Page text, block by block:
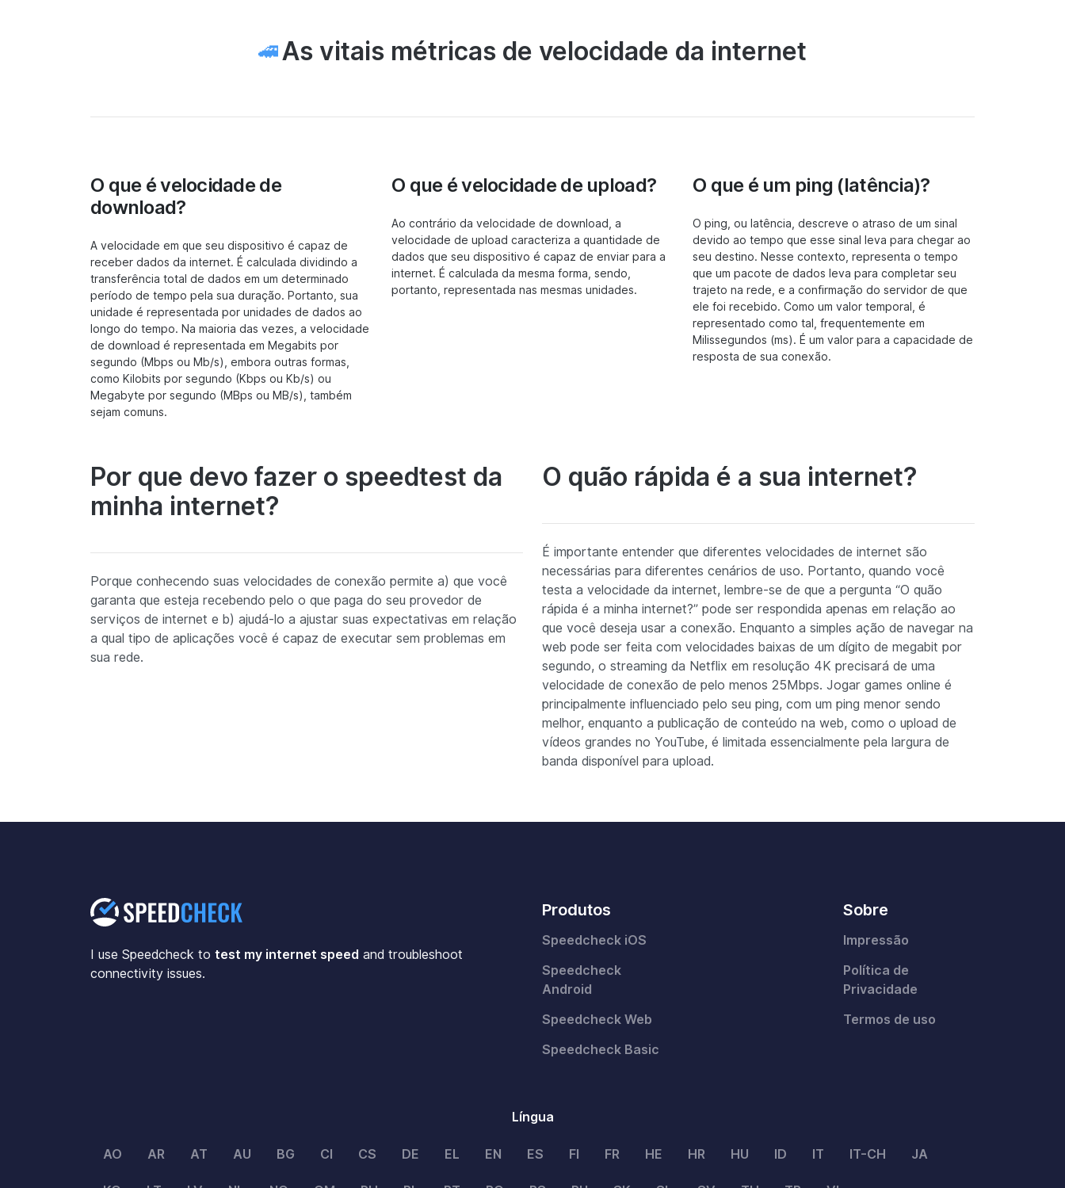
🚄As vitais métricas de velocidade da internet
O que é velocidade de
download?
A velocidade em que seu dispositivo é capaz de
receber dados da internet. É calculada dividindo a
transferência total de dados em um determinado
período de tempo pela sua duração. Portanto, sua
unidade é representada por unidades de dados ao
longo do tempo. Na maioria das vezes, a velocidade
de download é representada em Megabits por
segundo (Mbps ou Mb/s), embora outras formas,
como Kilobits por segundo (Kbps ou Kb/s) ou
Megabyte por segundo (MBps ou MB/s), também
sejam comuns.
O que é velocidade de upload?
Ao contrário da velocidade de download, a
velocidade de upload caracteriza a quantidade de
dados que seu dispositivo é capaz de enviar para a
internet. É calculada da mesma forma, sendo,
portanto, representada nas mesmas unidades.
O que é um ping (latência)?
O ping, ou latência, descreve o atraso de um sinal
devido ao tempo que esse sinal leva para chegar ao
seu destino. Nesse contexto, representa o tempo
que um pacote de dados leva para completar seu
trajeto na rede, e a confirmação do servidor de que
ele foi recebido. Como um valor temporal, é
representado como tal, frequentemente em
Milissegundos (ms). É um valor para a capacidade de
resposta de sua conexão.
Por que devo fazer o speedtest da
minha internet?
Porque conhecendo suas velocidades de conexão permite a) que você
garanta que esteja recebendo pelo o que paga do seu provedor de
serviços de internet e b) ajudá-lo a ajustar suas expectativas em relação
a qual tipo de aplicações você é capaz de executar sem problemas em
sua rede.
O quão rápida é a sua internet?
É importante entender que diferentes velocidades de internet são
necessárias para diferentes cenários de uso. Portanto, quando você
testa a velocidade da internet, lembre-se de que a pergunta “O quão
rápida é a minha internet?” pode ser respondida apenas em relação ao
que você deseja usar a conexão. Enquanto a simples ação de navegar na
web pode ser feita com velocidades baixas de um dígito de megabit por
segundo, o streaming da Netflix em resolução 4K precisará de uma
velocidade de conexão de pelo menos 25Mbps. Jogar games online é
principalmente influenciado pelo seu ping, com um ping menor sendo
melhor, enquanto a publicação de conteúdo na web, como o upload de
vídeos grandes no YouTube, é limitada essencialmente pela largura de
banda disponível para upload.
I use Speedcheck to test my internet speed and troubleshoot
connectivity issues.
Produtos
Speedcheck iOS
Speedcheck
Android
Speedcheck Web
Speedcheck Basic
Sobre
Impressão
Política de
Privacidade
Termos de uso
Língua
AO AR AT AU BG CI CS DE EL EN ES FI FR HE HR HU ID IT IT-CH JA